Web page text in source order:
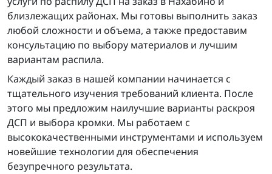
близлежащих районах. Мы готовы выполнить заказ
любой сложности и объема, а также предоставим
консультацию по выбору материалов и лучшим
вариантам распила.
Каждый заказ в нашей компании начинается с
тщательного изучения требований клиента. После
этого мы предложим наилучшие варианты раскроя
ДСП и выбора кромки. Мы работаем с
высококачественными инструментами и используем
новейшие технологии для обеспечения
безупречного результата.